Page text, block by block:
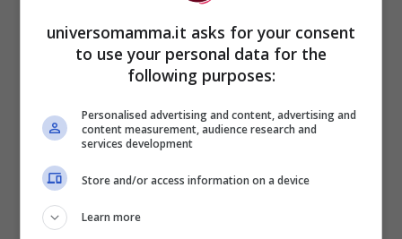
dei due anni e di ridurne il consumo al 10%
delle calorie giornaliere fino ai 9 anni.
Per assicurare l’apporto di tutti inutrienti
essenziali
consumo dicibi salutaricome proteine
magre, cereali integrali, latticini a basso
universomamma.it asks for your consent
to use your personal data for the
following purposes:
Personalised advertising and content, advertising and
content measurement, audience research and
services development
Store and/or access information on a device
Learn more